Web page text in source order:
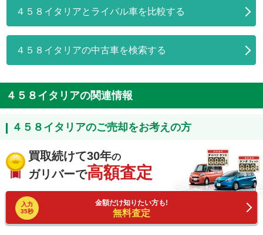
４５８イタリアとライバル車を比較する
４５８イタリアの中古車を検索する
４５８イタリアの関連情報
４５８イタリアのご売却をお考えの方
買取続けて30年の
ガリバーで高額査定
入力
35秒
金額だけ知りたい方も!
無料査定